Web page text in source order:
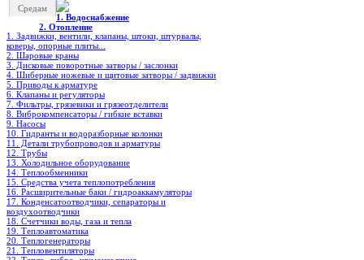
Средам
1. Водоснабжение
2. Отопление
1. Задвижки, вентили, клапаны, штоки, штурвалы,
коверы, опорные плиты...
2. Шаровые краны
3. Дисковые поворотные затворы / заслонки
4. Шиберные ножевые и щитовые затворы / задвижки
5. Приводы к арматуре
6. Клапаны и регуляторы
7. Фильтры, грязевики и грязеотделители
8. Виброкомпенсаторы / гибкие вставки
9. Насосы
10. Гидранты и водоразборные колонки
11. Детали трубопроводов и арматуры
12. Трубы
13. Холодильное oборудование
14. Теплообменники
15. Средства учета теплопотребления
16. Расширительные баки / гидроаккамуляторы
17. Конденсатоотводчики, сепараторы и
воздухоотводчики
18. Счетчики воды, газа и тепла
19. Теплоавтоматика
20. Теплогенераторы
21. Тепловентиляторы